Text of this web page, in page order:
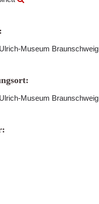
Museum Braunschweig
Museum Braunschweig